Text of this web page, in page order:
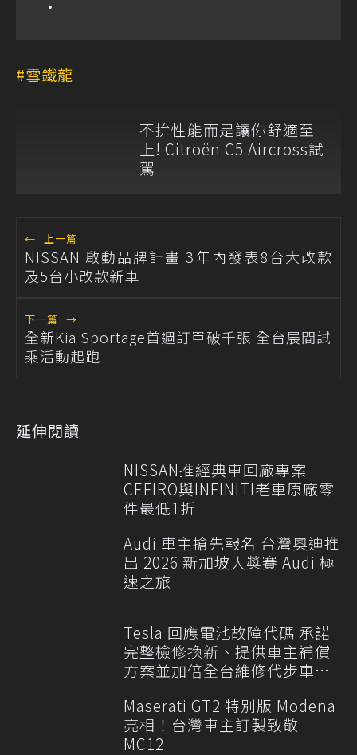
雪鐵龍
不拚性能而是讓你舒適至
上! Citroën C5 Aircross試
駕
← 上一篇
NISSAN 啟動品牌計畫 3年內發表8台大改款
及5台小改款新車
下一篇 →
全新Kia Sportage首週訂單破千張 全台展間試
乘活動起跑
延伸閱讀
NISSAN推經典車回廠專案
CEFIRO與INFINITI老車原廠零
件最低1折
Audi 車主搶先報名 台灣奧迪推
出 2026 新加坡大獎賽 Audi 極
速之旅
Tesla 回應電池故障代碼 承諾
完整檢修換新、提供車主補償
方案並加倍全台維修代步車數
Maserati GT2 特別版 Modena
亮相！台灣車主訂製致敬
MC12